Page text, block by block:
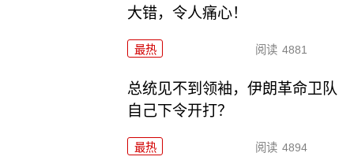
大错，令人痛心！
最热 阅读 4881
总统见不到领袖，伊朗革命卫队
自己下令开打？
最热 阅读 4894